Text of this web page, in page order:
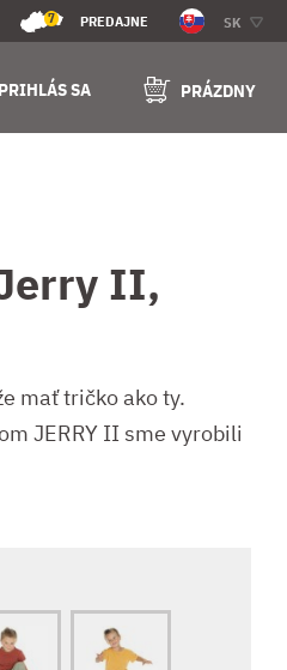
7 PREDAJNE SK
PRIHLÁS SA PRÁZDNY
II,
mať tričko ako ty.
JERRY II sme vyrobili